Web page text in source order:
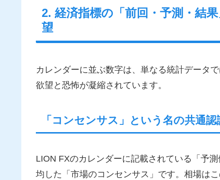
2. 経済指標の「前回・予測・結
望
カレンダーに並ぶ数字は、単なる統計データ
欲望と恐怖が凝縮されています。
「コンセンサス」という名の共通
LION FXのカレンダーに記載されている「予
均した「市場のコンセンサス」です。相場は